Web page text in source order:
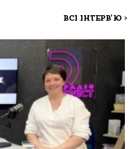
ВСІ ІНТЕРВ'Ю >